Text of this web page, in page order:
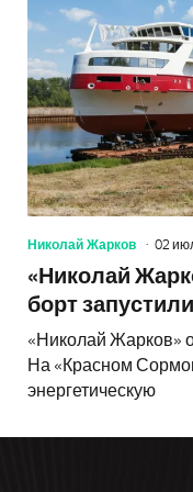
Николай Жарков 02
«Николай
борт
«Николай Жарков»
На «Красном
энергетическую